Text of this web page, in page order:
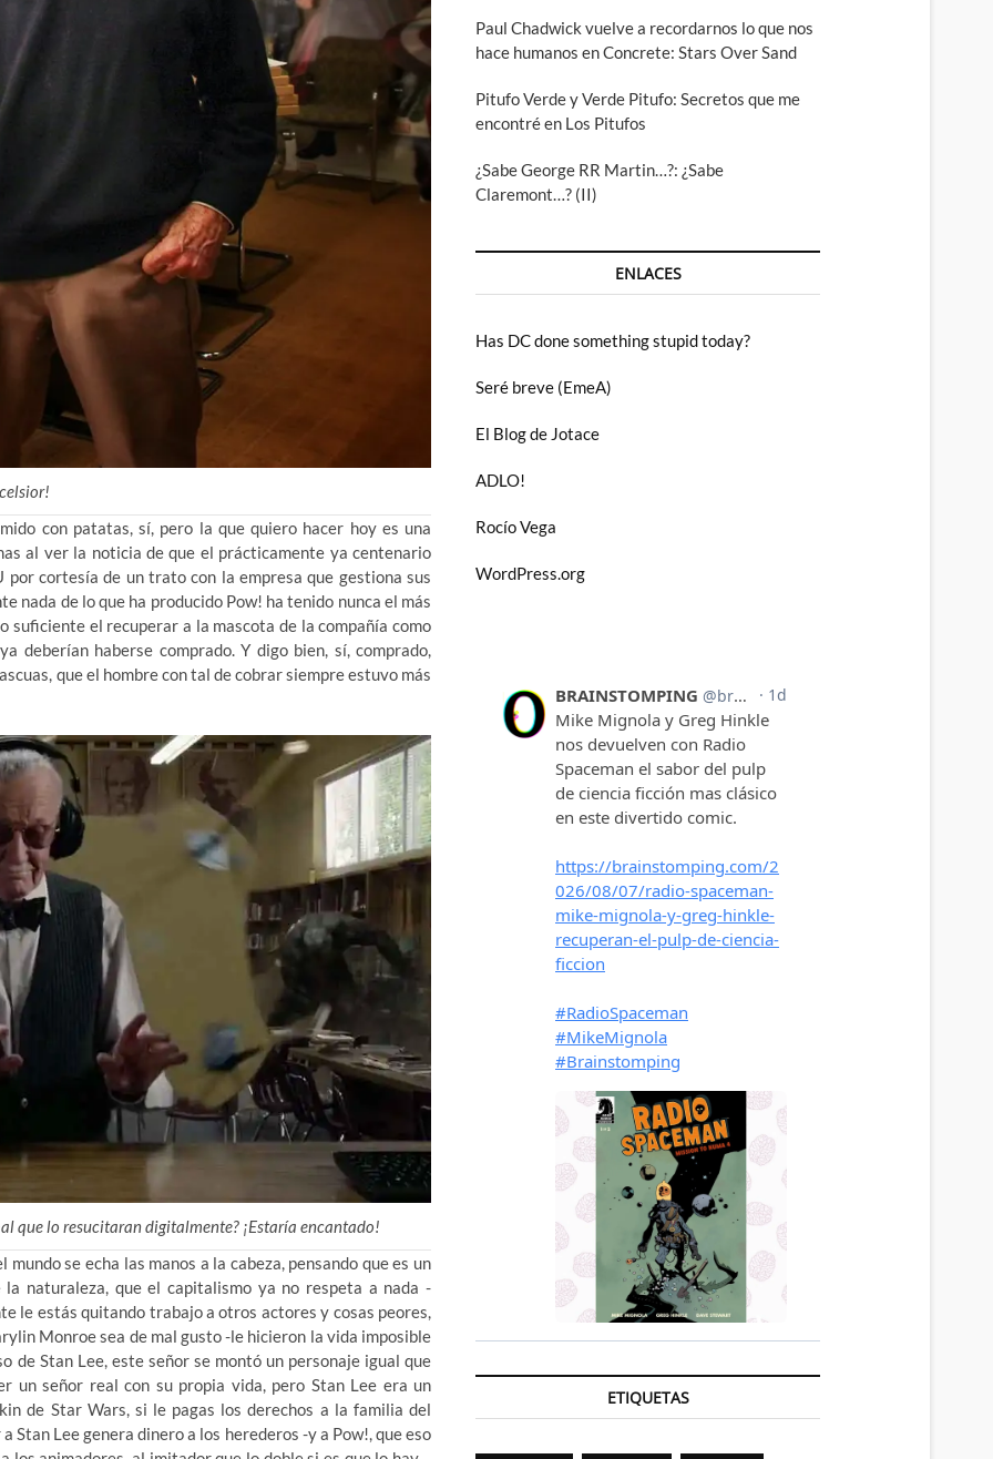
con patatas, sí, pero la que quiero hacer hoy es una
al ver la noticia de que el prácticamente ya centenario
cortesía de un trato con la empresa que gestiona sus
nada de lo que ha producido Pow! ha tenido nunca el más
suficiente el recuperar a la mascota de la compañía como
deberían haberse comprado. Y digo bien, sí, comprado,
que el hombre con tal de cobrar siempre estuvo más
que lo resucitaran digitalmente? ¡Estaría encantado!
se echa las manos a la cabeza, pensando que es un
naturaleza, que el capitalismo ya no respeta a nada -
le estás quitando trabajo a otros actores y cosas peores,
Monroe sea de mal gusto -le hicieron la vida imposible
de Stan Lee, este señor se montó un personaje igual que
un señor real con su propia vida, pero Stan Lee era un
de Star Wars, si le pagas los derechos a la familia del
Stan Lee genera dinero a los herederos -y a Pow!, que eso
Paul Chadwick vuelve a recordarnos lo que nos
hace humanos en Concrete: Stars Over Sand
Pitufo Verde y Verde Pitufo: Secretos que me
encontré en Los Pitufos
¿Sabe George RR Martin…?: ¿Sabe
Claremont…? (II)
ENLACES
Has DC done something stupid today?
Seré breve (EmeA)
El Blog de Jotace
ADLO!
Rocío Vega
WordPress.org
ETIQUETAS